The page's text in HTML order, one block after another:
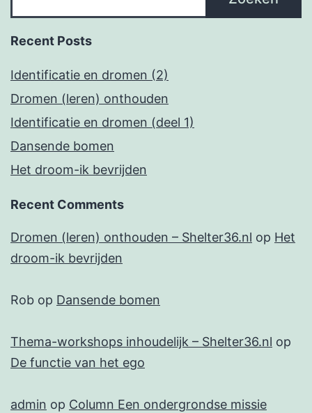
Recent Posts
Identificatie en dromen (2)
Dromen (leren) onthouden
Identificatie en dromen (deel 1)
Dansende bomen
Het droom-ik bevrijden
Recent Comments
Dromen (leren) onthouden – Shelter36.nl op Het
droom-ik bevrijden
Rob op Dansende bomen
Thema-workshops inhoudelijk – Shelter36.nl op
De functie van het ego
admin op Column Een ondergrondse missie